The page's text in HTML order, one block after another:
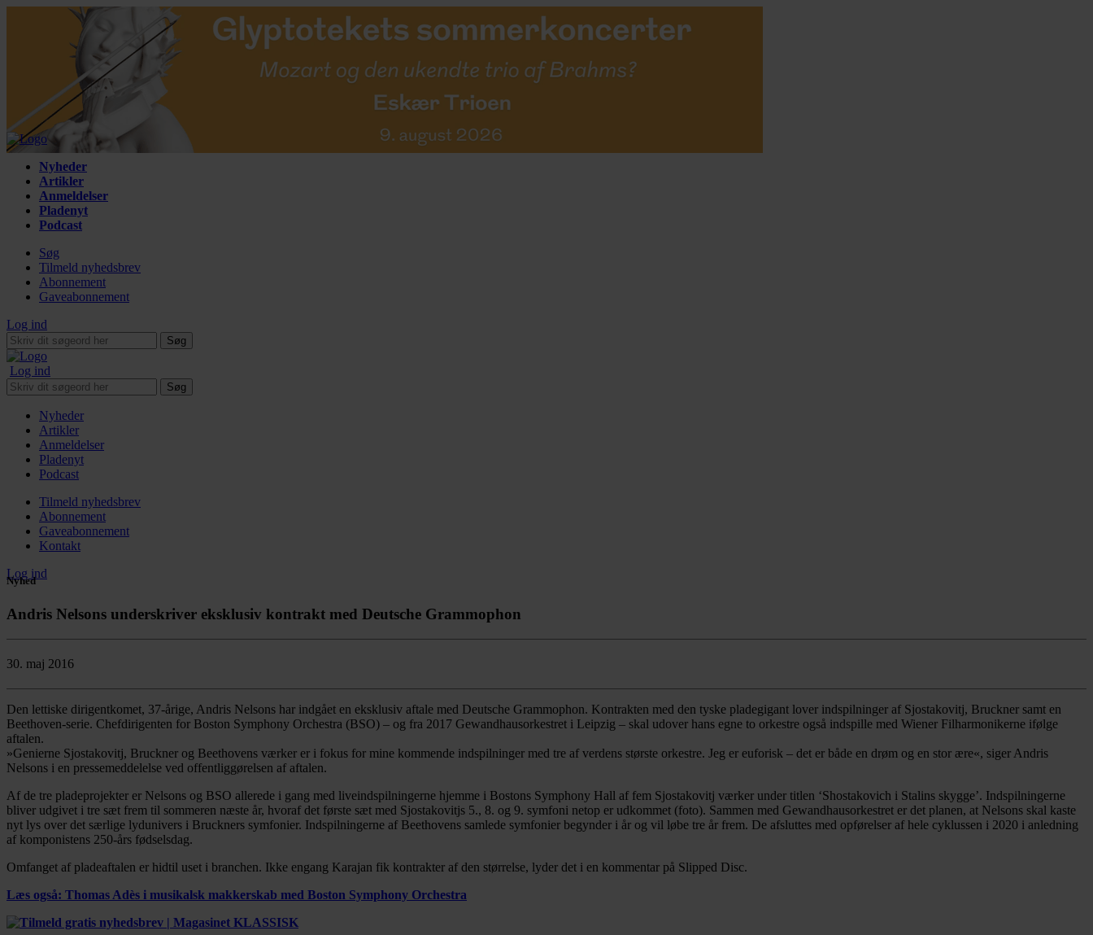
Nyheder
Artikler
Anmeldelser
Pladenyt
Podcast
Søg
Tilmeld nyhedsbrev
Abonnement
Gaveabonnement
Log ind
Søg
Log ind
Søg
Nyheder
Artikler
Anmeldelser
Pladenyt
Podcast
Tilmeld nyhedsbrev
Abonnement
Gaveabonnement
Kontakt
Log ind
Nyhed
Andris Nelsons underskriver eksklusiv kontrakt med Deutsche Grammophon
30. maj 2016
Den lettiske dirigentkomet, 37-årige, Andris Nelsons har indgået en eksklusiv aftale med Deutsche Grammophon. Kontrakten med den tyske pladegigant lover indspilninger af Sjostakovitj, Bruckner samt en
Beethoven-serie. Chefdirigenten for Boston Symphony Orchestra (BSO) – og fra 2017 Gewandhausorkestret i Leipzig – skal udover hans egne to orkestre også indspille med Wiener Filharmonikerne ifølge
aftalen.
»Genierne Sjostakovitj, Bruckner og Beethovens værker er i fokus for mine kommende indspilninger med tre af verdens største orkestre. Jeg er euforisk – det er både en drøm og en stor ære«, siger Andris
Nelsons i en pressemeddelelse ved offentliggørelsen af aftalen.
Af de tre pladeprojekter er Nelsons og BSO allerede i gang med liveindspilningerne hjemme i Bostons Symphony Hall af fem Sjostakovitj værker under titlen ‘Shostakovich i Stalins skygge’. Indspilningerne
bliver udgivet i tre sæt frem til sommeren næste år, hvoraf det første sæt med Sjostakovitjs 5., 8. og 9. symfoni netop er udkommet (foto). Sammen med Gewandhausorkestret er det planen, at Nelsons skal kaste
nyt lys over det særlige lydunivers i Bruckners symfonier. Indspilningerne af Beethovens samlede symfonier begynder i år og vil løbe tre år frem. De afsluttes med opførelser af hele cyklussen i 2020 i anledning
af komponistens 250-års fødselsdag.
Omfanget af pladeaftalen er hidtil uset i branchen. Ikke engang Karajan fik kontrakter af den størrelse, lyder det i en kommentar på Slipped Disc.
Læs også: Thomas Adès i musikalsk makkerskab med Boston Symphony Orchestra